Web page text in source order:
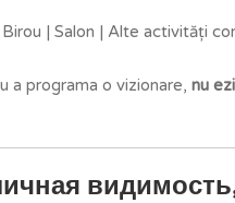
| Salon | Alte activități
a programa o vizionare, nu